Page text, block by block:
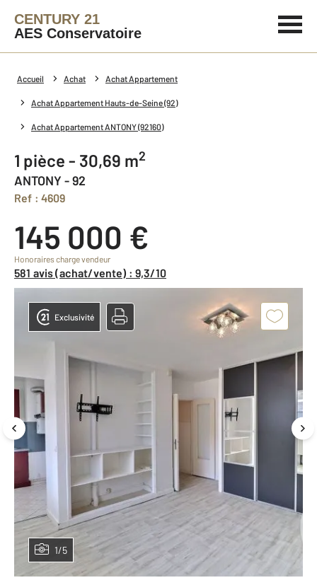
CENTURY 21
AES Conservatoire
Accueil Achat Achat Appartement
Achat Appartement Hauts-de-Seine (92)
Achat Appartement ANTONY (92160)
1 pièce - 30,69 m2
ANTONY - 92
Ref : 4609
145 000 €
Honoraires charge vendeur
581 avis (achat/vente) : 9,3/10
1/5
Exclusivité